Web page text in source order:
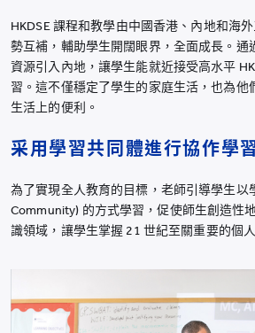
HKDSE 課程和教學由中國香港、內地和海
勢互補，輔助學生開闊眼界，全面成長。通
資源引入內地，讓學生能就近接受高水平
習。這不僅穩定了學生的家庭生活，也為他
生活上的便利。
采用學習共同體進行協作學
為了實現全人教育的目標，老師引導學生以
Community) 的方式學習，促使師生創造性
識領域，讓學生掌握 21 世紀至關重要的個